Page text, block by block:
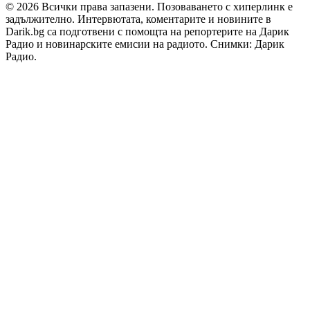
© 2026 Всички права запазени. Позоваването с хиперлинк е
задължително. Интервютата, коментарите и новините в
Darik.bg са подготвени с помощта на репортерите на Дарик
Радио и новинарските емисии на радиото. Снимки: Дарик
Радио.